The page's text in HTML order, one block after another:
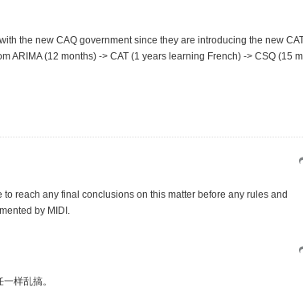
the new CAQ government since they are introducing the new
ARIMA (12 months) -> CAT (1 years learning French) -> CSQ (15
to reach any final conclusions on this matter before any rules and
by MIDI.
样乱搞。